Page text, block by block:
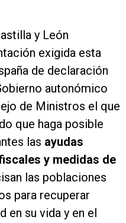
y León
exigida esta
de declaración
autonómico
de Ministros el que
que haga posible
las ayudas
y medidas de
las poblaciones
para recuperar
en su vida y en el